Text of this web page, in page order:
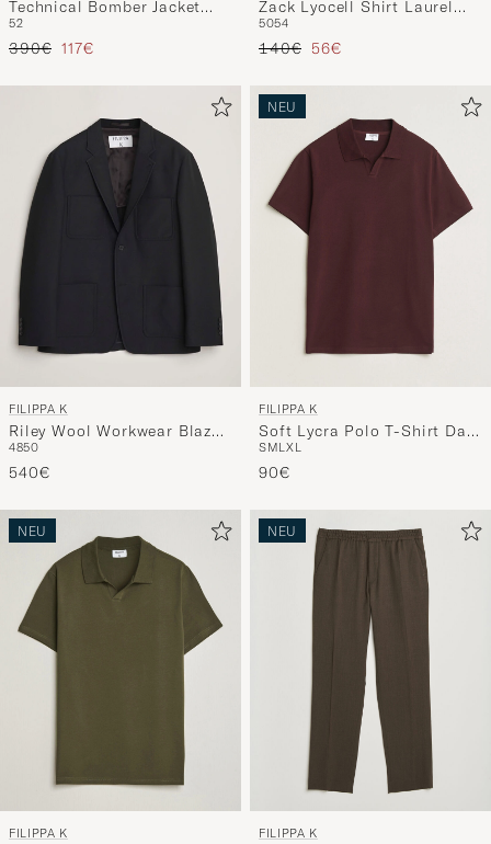
Technical Bomber Jacket
Black
52
Regulärer Preis
390€ Reduzierter Preis
117€
Zack Lyocell Shirt Laurel
Green
5054
Regulärer Preis
140€ Reduzierter Preis
56€
FILIPPA K
Riley Wool Workwear Blazer
Black
4850
540€
NEU
FILIPPA K
Soft Lycra Polo T-Shirt Dark
Burgundy
SMLXL
90€
NEU
FILIPPA K
NEU
FILIPPA K